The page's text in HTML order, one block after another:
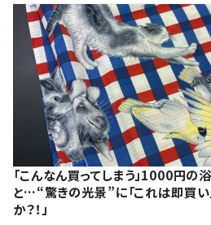
「こんなん買ってしまう」1000円の
と…“驚きの光景”に「これは即買い
か？！」